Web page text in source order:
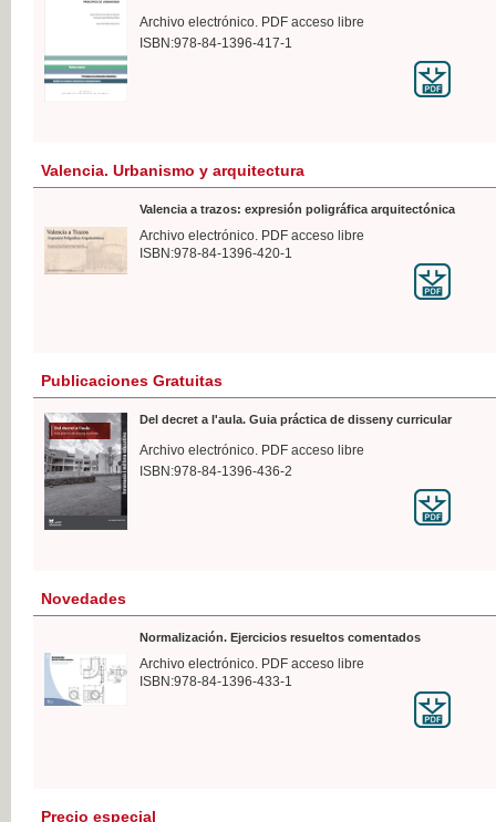
Archivo electrónico. PDF acceso libre
ISBN:978-84-1396-417-1
Valencia. Urbanismo y arquitectura
Valencia a trazos: expresión poligráfica arquitectónica
Archivo electrónico. PDF acceso libre
ISBN:978-84-1396-420-1
Publicaciones Gratuitas
Del decret a l'aula. Guia práctica de disseny curricular
Archivo electrónico. PDF acceso libre
ISBN:978-84-1396-436-2
Novedades
Normalización. Ejercicios resueltos comentados
Archivo electrónico. PDF acceso libre
ISBN:978-84-1396-433-1
Precio especial